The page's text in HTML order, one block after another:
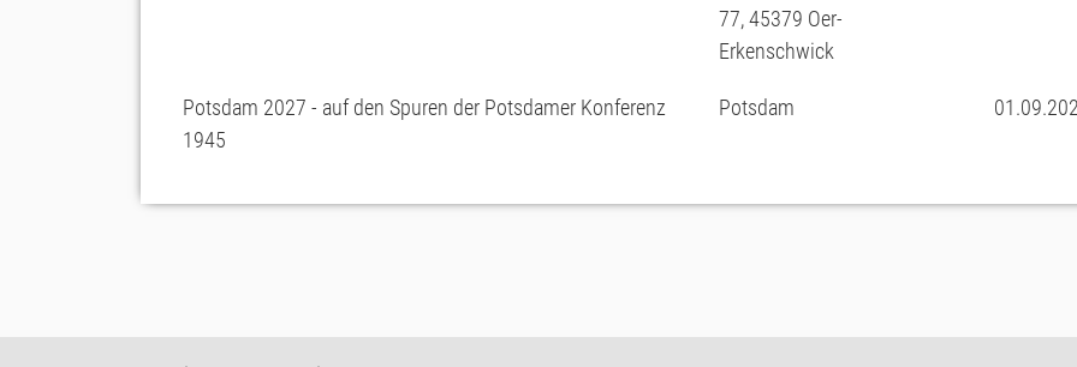
77, 45379 Oer-
Erkenschwick
Potsdam 2027 - auf den Spuren der Potsdamer Konferenz
1945
Potsdam